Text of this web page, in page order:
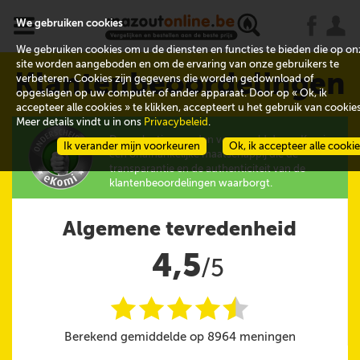
x
Klantenbeoordelingen
De evaluaties worden verzameld door eKomi,
een onafhankelijke maatschappij die de
transparantie en de authenticiteit van de
klantenbeoordelingen waarborgt.
Algemene tevredenheid
4,5/5
iiiii
@
Berekend gemiddelde op 8964 meningen
We gebruiken cookies
We gebruiken cookies om u de diensten en functies te bieden die op
site worden aangeboden en om de ervaring van onze gebruikers te
verbeteren. Cookies zijn gegevens die worden gedownload of
opgeslagen op uw computer of ander apparaat. Door op « Ok, ik
accepteer alle cookies » te klikken, accepteert u het gebruik van
Meer details vindt u in ons Privacybeleid .
Ok, ik accepteer alle
Ik verander mijn voorkeuren